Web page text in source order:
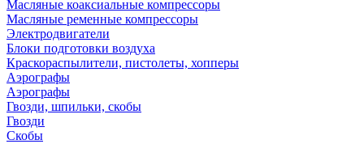
Масляные коаксиальные компрессоры
Масляные ременные компрессоры
Электродвигатели
Блоки подготовки воздуха
Краскораспылители, пистолеты, хопперы
Аэрографы
Аэрографы
Гвозди, шпильки, скобы
Гвозди
Скобы